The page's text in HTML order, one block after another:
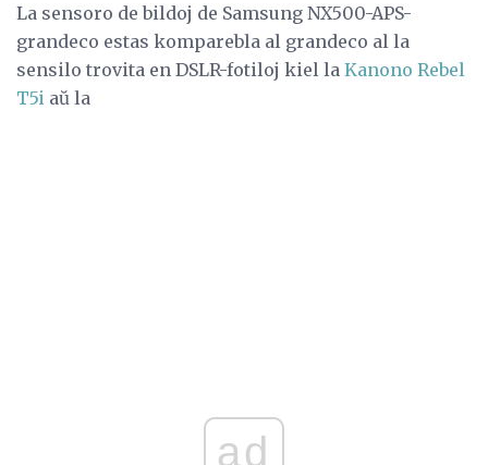
La sensoro de bildoj de Samsung NX500-APS-
grandeco estas komparebla al grandeco al la
sensilo trovita en DSLR-fotiloj kiel la Kanono Rebel
T5i aŭ la
ad